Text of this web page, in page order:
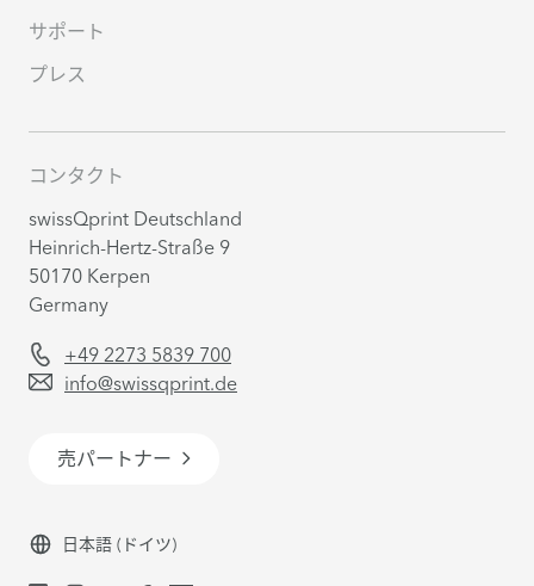
サポート
プレス
コンタクト
swissQprint Deutschland
Heinrich-Hertz-Straße 9
50170 Kerpen
Germany
+49 2273 5839 700
info@swissqprint.de
売パートナー
日本語 (ドイツ)